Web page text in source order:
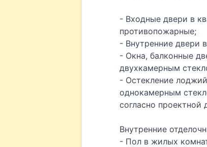
- Входные двери в
противопожарные;
- Внутренние двери
- Окна, балконные
двухкамерным
- Остекление
однокамерным
согласно проектной
Внутренние
- Пол в жилых